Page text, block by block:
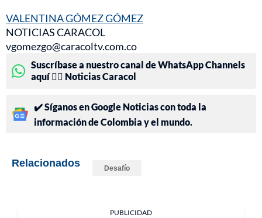
VALENTINA GÓMEZ GÓMEZ
NOTICIAS CARACOL
vgomezgo@caracoltv.com.co
Suscríbase a nuestro canal de WhatsApp Channels
aquí 👉🏻 Noticias Caracol
✔️ Síganos en Google Noticias con toda la
información de Colombia y el mundo.
Relacionados Desafío
PUBLICIDAD